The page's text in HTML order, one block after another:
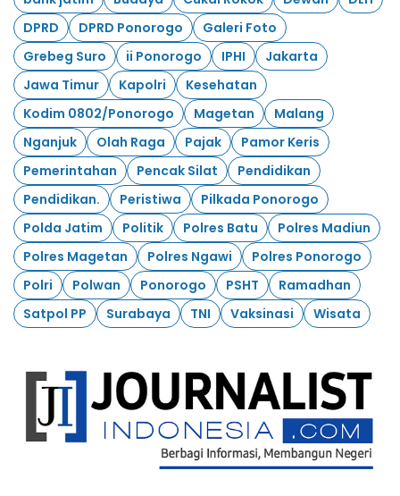
DPRD
DPRD Ponorogo
Galeri Foto
Grebeg Suro
ii Ponorogo IPHI
Jakarta
Jawa Timur
Kapolri
Kesehatan
Kodim 0802/Ponorogo
Magetan
Malang
Nganjuk
Olah Raga Pajak
Pamor Keris
Pemerintahan
Pencak Silat
Pendidikan
Pendidikan.
Peristiwa
Pilkada Ponorogo
Polda Jatim
Politik Polres Batu
Polres Madiun
Polres Magetan
Polres Ngawi
Polres Ponorogo
Polri
Polwan Ponorogo PSHT
Ramadhan
Satpol PP
Surabaya TNI Vaksinasi Wisata